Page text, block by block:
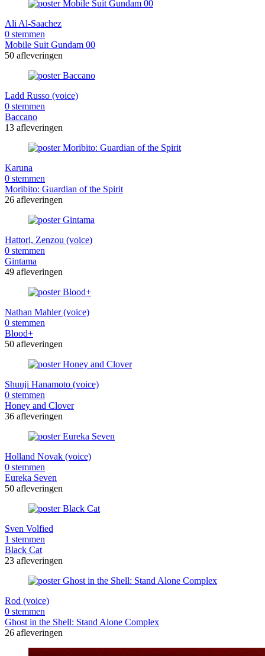
Ali Al-Saachez
0 stemmen
Mobile Suit Gundam 00
50 afleveringen
Ladd Russo (voice)
0 stemmen
Baccano
13 afleveringen
Karuna
0 stemmen
Moribito: Guardian of the Spirit
26 afleveringen
Hattori, Zenzou (voice)
0 stemmen
Gintama
49 afleveringen
Nathan Mahler (voice)
0 stemmen
Blood+
50 afleveringen
Shuuji Hanamoto (voice)
0 stemmen
Honey and Clover
36 afleveringen
Holland Novak (voice)
0 stemmen
Eureka Seven
50 afleveringen
Sven Volfied
1 stemmen
Black Cat
23 afleveringen
Rod (voice)
0 stemmen
Ghost in the Shell: Stand Alone Complex
26 afleveringen